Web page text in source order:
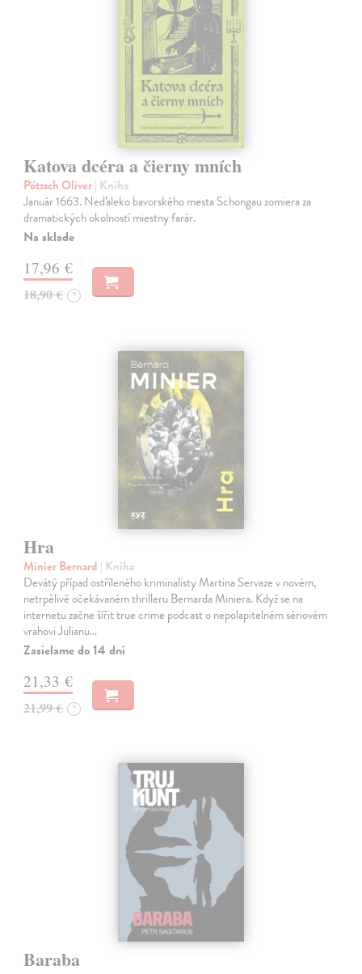
Katova dcéra a čierny mních
Pötzsch Oliver| Kniha
Január 1663. Neďaleko bavorského mesta Schongau zomiera za
dramatických okolností miestny farár.
Na sklade
17,96 €
18,90 € ?
Hra
Minier Bernard | Kniha
Devátý případ ostříleného kriminalisty Martina Servaze v novém,
netrpělivě očekávaném thrilleru Bernarda Miniera. Když se na
internetu začne šířit true crime podcast o nepolapitelném sériovém
vrahovi Julianu…
Zasielame do 14 dní
21,33 €
21,99 € ?
Baraba